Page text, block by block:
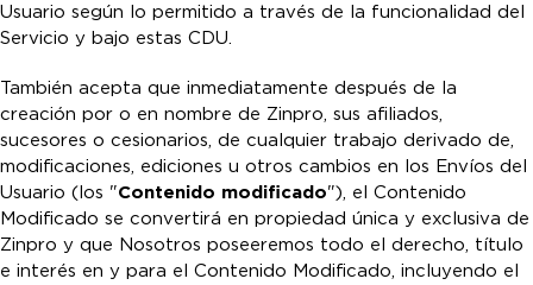
Usuario según lo permitido a través de la funcionalidad del
Servicio y bajo estas CDU.
También acepta que inmediatamente después de la
creación por o en nombre de Zinpro, sus afiliados,
sucesores o cesionarios, de cualquier trabajo derivado de,
modificaciones, ediciones u otros cambios en los Envíos del
Usuario (los "Contenido modificado"), el Contenido
Modificado se convertirá en propiedad única y exclusiva de
Zinpro y que Nosotros poseeremos todo el derecho, título
e interés en y para el Contenido Modificado, incluyendo el